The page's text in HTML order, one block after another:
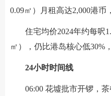
0.09㎡）月租高达2,000港币
住宅均价2024年约每呎
㎡），仍比港岛核心低30%
24小时时间线
06:00 花墟批市开锣，